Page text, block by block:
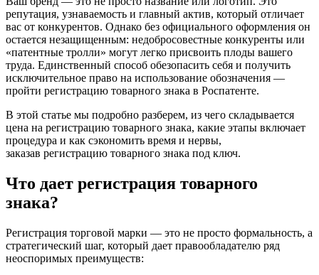
репутация, узнаваемость и главный актив, который отличает
вас от конкурентов. Однако без официального оформления он
остается незащищенным: недобросовестные конкуренты или
«патентные тролли» могут легко присвоить плоды вашего
труда. Единственный способ обезопасить себя и получить
исключительное право на использование обозначения —
пройти регистрацию товарного знака в Роспатенте.
В этой статье мы подробно разберем, из чего складывается
цена на регистрацию товарного знака, какие этапы включает
процедура и как сэкономить время и нервы,
заказав регистрацию товарного знака под ключ.
Что дает регистрация товарного
знака?
Регистрация торговой марки — это не просто формальность, а
стратегический шаг, который дает правообладателю ряд
неоспоримых преимуществ: